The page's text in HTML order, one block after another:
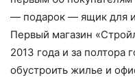
— подарок — ящик для
Первый магазин
2013 года и за полтора
обустроить жилье и